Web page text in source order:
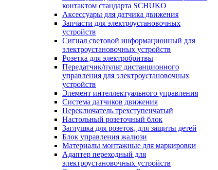
контактом стандарта SCHUKO
Аксессуары для датчика движения
Запчасти для электроустановочных
устройств
Сигнал световой информационный для
электроустановочных устройств
Розетка для электробритвы
Передатчик/пульт дистанционного
управления для электроустановочных
устройств
Элемент интеллектуального управления
Система датчиков движения
Переключатель трехступенчатый
Настольный розеточный блок
Заглушка для розеток, для защиты детей
Блок управления жалюзи
Материалы монтажные для маркировки
Адаптер переходный для
электроустановочных устройств